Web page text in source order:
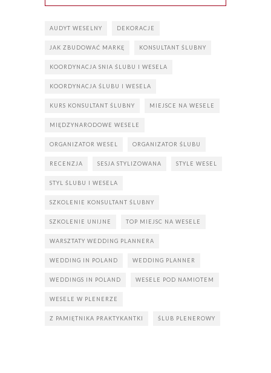
AUDYT WESELNY DEKORACJE
JAK ZBUDOWAĆ MARKĘ KONSULTANT ŚLUBNY
KOORDYNACJA SNIA ŚLUBU I WESELA
KOORDYNACJA ŚLUBU I WESELA
KURS KONSULTANT ŚLUBNY MIEJSCE NA WESELE
MIĘDZYNARODOWE WESELE
ORGANIZATOR WESEL ORGANIZATOR ŚLUBU
RECENZJA SESJA STYLIZOWANA STYLE WESEL
STYL ŚLUBU I WESELA
SZKOLENIE KONSULTANT ŚLUBNY
SZKOLENIE UNIJNE TOP MIEJSC NA WESELE
WARSZTATY WEDDING PLANNERA
WEDDING IN POLAND WEDDING PLANNER
WEDDINGS IN POLAND WESELE POD NAMIOTEM
WESELE W PLENERZE
Z PAMIĘTNIKA PRAKTYKANTKI ŚLUB PLENEROWY